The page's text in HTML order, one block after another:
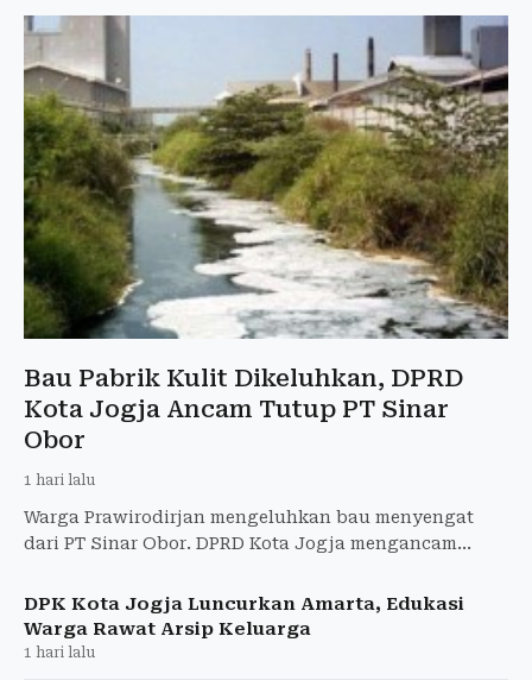
Bau Pabrik Kulit Dikeluhkan, DPRD
Kota Jogja Ancam Tutup PT Sinar
Obor
1 hari lalu
Warga Prawirodirjan mengeluhkan bau menyengat
dari PT Sinar Obor. DPRD Kota Jogja mengancam
DPK Kota Jogja Luncurkan Amarta, Edukasi
Warga Rawat Arsip Keluarga
1 hari lalu